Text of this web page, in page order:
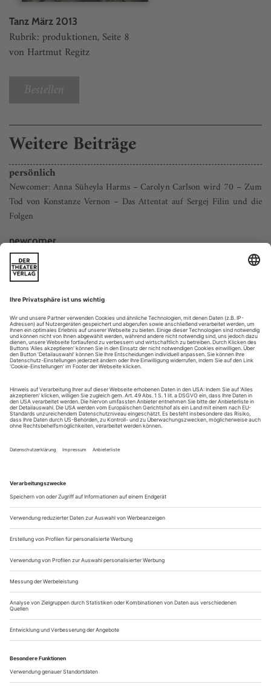
Tanz März 2013
Rubrik: produktionen, Seite 8
von Hartmut Regitz
Bestellen
Weitere Beiträge
persönlich
Newcomer: Anna Süheyla Harms – Carolyn Carlson wird 70 – Zum
Tod von Konstanze Vernon – Das Attentat auf Sergej Filin und die
Folgen
newcomer_________
anna süheyla harms
Wer ist die rothaarige Amazone, die da mitten in der Spielzeit
auftaucht, fragten sich die Zuschauer im Frühjahr 2011 bei
Gauthier Dance. Anna Süheyla Harms fällt auf, sie ist eine
große, sinnliche Tänzerin mit langer Haarmähne und einer
Persönlichkeit, die warm und spontan von der Bühne strahlt.
Genau die richtige Wahl für die...
highlights
stockholm_________
high heels too
Wer auf Pfennigabsätzen daherstöckelt, für den kann sich eine
Tänzerinnen und Tänzer des Cullberg-Balletts nach 60
Minuten von «High Heels too» erlösen will. Zumal das «too»
hier für nichts anderes steht als für das aufwändige...
tour glamour
Benjamin Millepied heißt der neue Direktor des Pariser Opernballetts
– nur ein PR-Coup oder auch ein künstlerischer Gewinn?
Die Luft im Pariser Palais Garnier knisterte förmlich, als
Opern-Generalintendant Nicolas Joël und sein designierter
Nachfolger Stéphane Lissner den neuen Directeur de la danse
vorstellten. Benjamin Millepied übernimmt im Oktober 2014
das Amt von Brigitte Lefèvre. Von den acht gescheiterten
Kandidaten war allein Elisabeth Platel erschienen, die Leiterin
der...